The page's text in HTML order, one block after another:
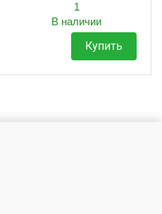
1
В наличии
Купить